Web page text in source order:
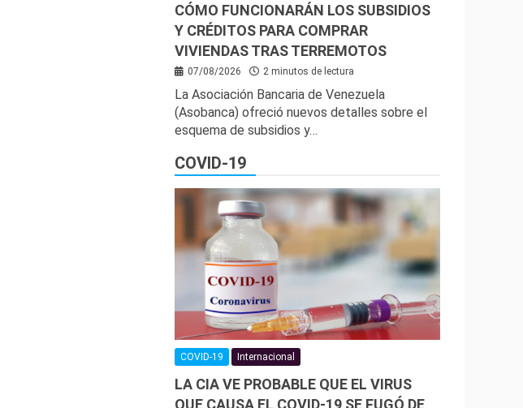
CÓMO FUNCIONARÁN LOS SUBSIDIOS
Y CRÉDITOS PARA COMPRAR
VIVIENDAS TRAS TERREMOTOS
07/08/2026 2 minutos de lectura
La Asociación Bancaria de Venezuela
(Asobanca) ofreció nuevos detalles sobre el
esquema de subsidios y…
COVID-19
COVID-19 Internacional
LA CIA VE PROBABLE QUE EL VIRUS